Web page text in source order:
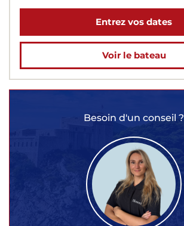
Entrez vos dates
Voir le bateau
Besoin d'un conseil ?